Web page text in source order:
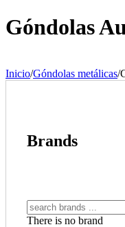
Góndolas
Inicio/Góndolas metálicas/
Brands
There is no brand